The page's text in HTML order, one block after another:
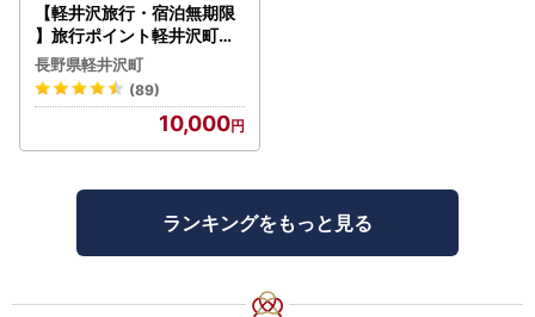
【軽井沢旅行・宿泊無期限
】旅行ポイント軽井沢町ふ
るなびトラベルポイント
長野県軽井沢町
(89)
10,000
ランキングをもっと見る